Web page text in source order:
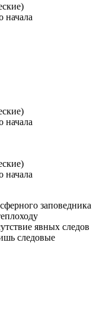
начала
начала
начала
заповедника
явных следов
следовые